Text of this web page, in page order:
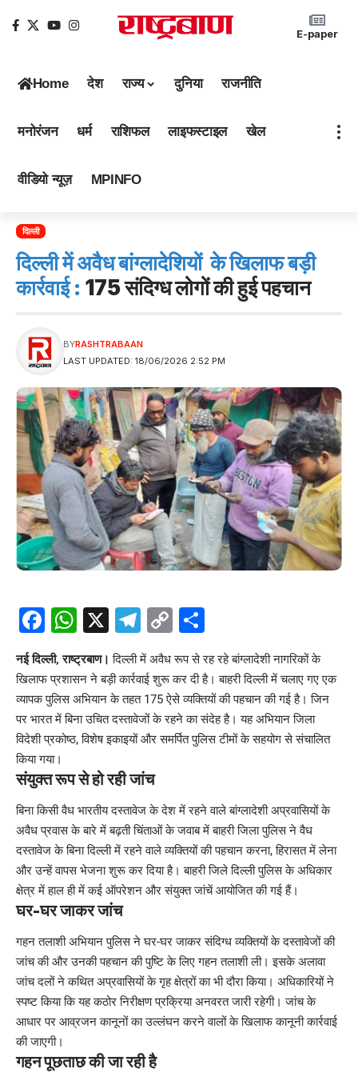
E-paper
Home देश राज्य दुनिया राजनीति
मनोरंजन धर्म राशिफल लाइफस्टाइल खेल
वीडियो न्यूज़ MPINFO
दिल्ली
दिल्ली में अवैध बांग्लादेशियों के खिलाफ बड़ी
कार्रवाई : 175 संदिग्ध लोगों की हुई पहचान
LAST UPDATED: 18/06/2026 2:52 PM
BYRASHTRABAAN
Facebook
WhatsApp
X Telegram
Copy
Link
नई दिल्ली, राष्ट्रबाण। दिल्ली में अवैध रूप से रह रहे बांग्लादेशी नागरिकों के
खिलाफ प्रशासन ने बड़ी कार्रवाई शुरू कर दी है। बाहरी दिल्ली में चलाए गए एक
व्यापक पुलिस अभियान के तहत 175 ऐसे व्यक्तियों की पहचान की गई है। जिन
पर भारत में बिना उचित दस्तावेजों के रहने का संदेह है। यह अभियान जिला
विदेशी प्रकोष्ठ, विशेष इकाइयों और समर्पित पुलिस टीमों के सहयोग से संचालित
किया गया।
संयुक्त रूप से हो रही जांच
बिना किसी वैध भारतीय दस्तावेज के देश में रहने वाले बांग्लादेशी अप्रवासियों के
अवैध प्रवास के बारे में बढ़ती चिंताओं के जवाब में बाहरी जिला पुलिस ने वैध
दस्तावेज के बिना दिल्ली में रहने वाले व्यक्तियों की पहचान करना, हिरासत में लेना
और उन्हें वापस भेजना शुरू कर दिया है। बाहरी जिले दिल्ली पुलिस के अधिकार
क्षेत्र में हाल ही में कई ऑपरेशन और संयुक्त जांचें आयोजित की गई हैं।
घर-घर जाकर जांच
गहन तलाशी अभियान पुलिस ने घर-घर जाकर संदिग्ध व्यक्तियों के दस्तावेजों की
जांच की और उनकी पहचान की पुष्टि के लिए गहन तलाशी ली। इसके अलावा
जांच दलों ने कथित अप्रवासियों के गृह क्षेत्रों का भी दौरा किया। अधिकारियों ने
स्पष्ट किया कि यह कठोर निरीक्षण प्रक्रिया अनवरत जारी रहेगी। जांच के
आधार पर आव्रजन कानूनों का उल्लंघन करने वालों के खिलाफ कानूनी कार्रवाई
की जाएगी।
गहन पूछताछ की जा रही है